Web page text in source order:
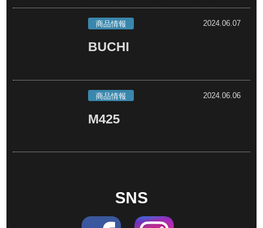
2024.06.07
商品情報
BUCHI
2024.06.06
商品情報
M425
SNS